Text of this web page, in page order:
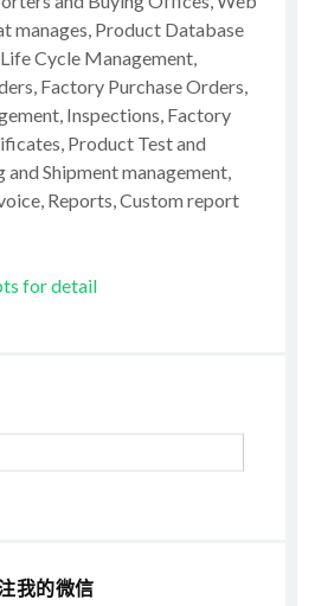
manages, Product Database
Cycle Management,
Factory Purchase Orders,
Inspections, Factory
Product Test and
Shipment management,
Reports, Custom report
for detail
我的微信